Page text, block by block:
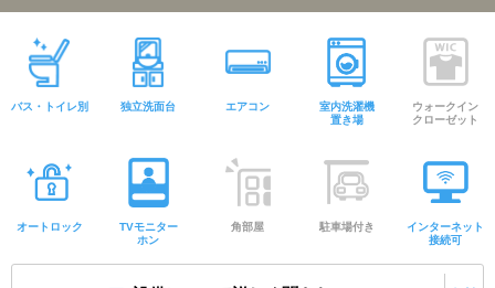
バス・トイレ別 独立洗面台 エアコン
室内洗濯機
置き場
ウォークイン
クローゼット
オートロック
TVモニター
ホン
角部屋 駐車場付き
インターネット
接続可